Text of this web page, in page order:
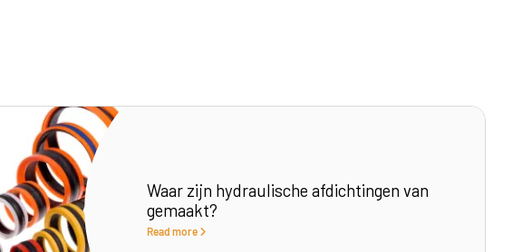
Waar zijn hydraulische afdichtingen van
gemaakt?
Read more